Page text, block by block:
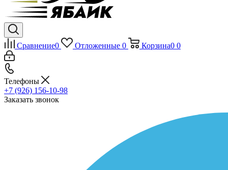
Сравнение0 Отложенные 0 Корзина0 0
Телефоны
+7 (926) 156-10-98
Заказать звонок